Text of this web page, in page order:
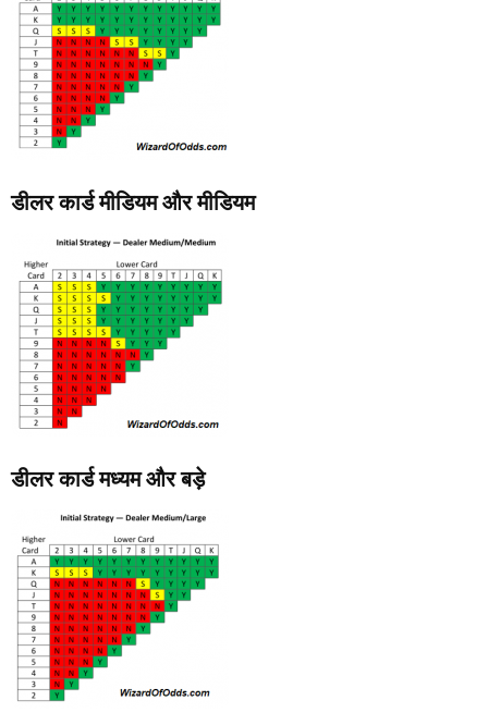
डीलर कार्ड मीडियम और मीडियम
डीलर कार्ड मध्यम और बड़े